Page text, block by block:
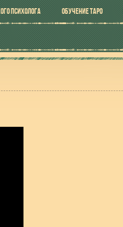
ПСИХОЛОГА ОБУЧЕНИЕ ТАРО